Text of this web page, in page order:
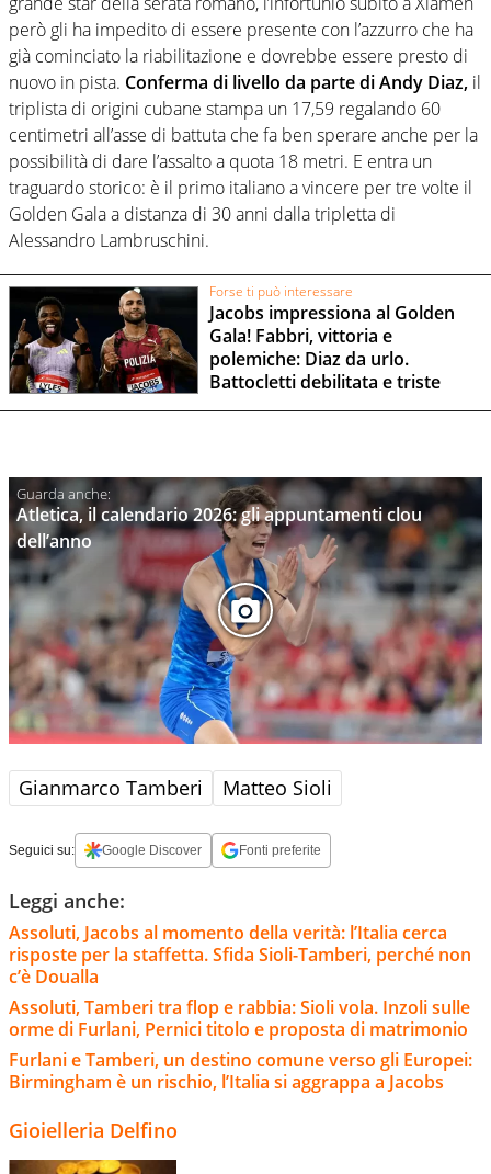
però gli ha impedito di essere presente con l’azzurro che ha
già cominciato la riabilitazione e dovrebbe essere presto di
nuovo in pista. Conferma di livello da parte di Andy Diaz, il
triplista di origini cubane stampa un 17,59 regalando 60
centimetri all’asse di battuta che fa ben sperare anche per la
possibilità di dare l’assalto a quota 18 metri. E entra un
traguardo storico: è il primo italiano a vincere per tre volte il
Golden Gala a distanza di 30 anni dalla tripletta di
Alessandro Lambruschini.
Forse ti può interessare
Jacobs impressiona al Golden
Gala! Fabbri, vittoria e
polemiche: Diaz da urlo.
Battocletti debilitata e triste
Atletica, il calendario 2026: gli appuntamenti clou
dell’anno
Gianmarco Tamberi Matteo Sioli
Seguici su: Google Discover Fonti preferite
Leggi anche:
Assoluti, Jacobs al momento della verità: l’Italia cerca
risposte per la staffetta. Sfida Sioli-Tamberi, perché non
c’è Doualla
Assoluti, Tamberi tra flop e rabbia: Sioli vola. Inzoli sulle
orme di Furlani, Pernici titolo e proposta di matrimonio
Furlani e Tamberi, un destino comune verso gli Europei:
Birmingham è un rischio, l’Italia si aggrappa a Jacobs
Gioielleria Delfino